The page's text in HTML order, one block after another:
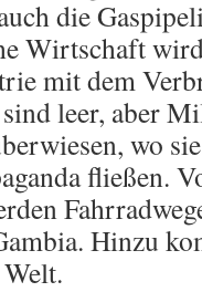
die
Wirtschaft
mit dem
leer, aber
wo
fließen.
Hinzu